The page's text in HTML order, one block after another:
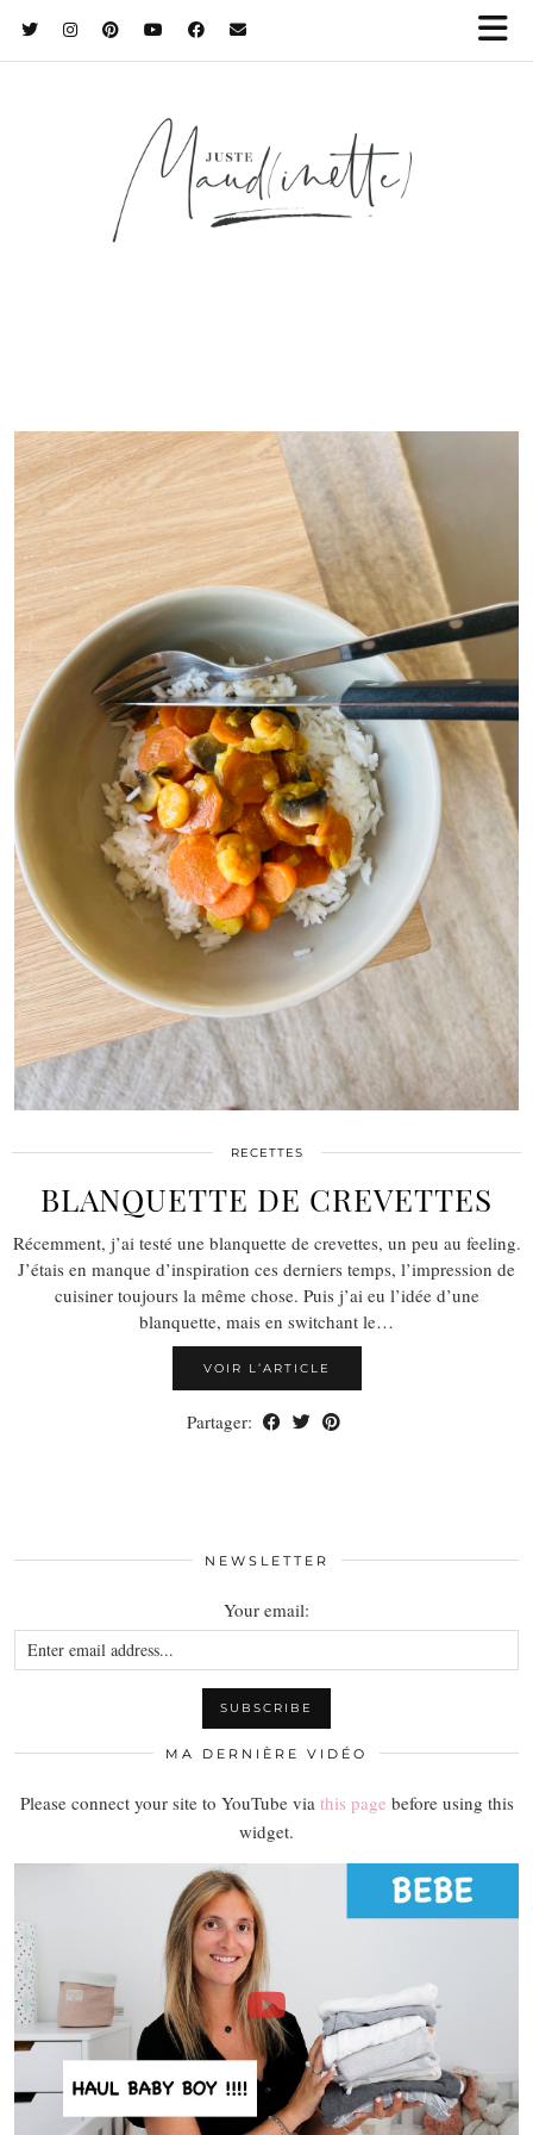
RECETTES
BLANQUETTE DE CREVETTES
Récemment, j’ai testé une blanquette de crevettes, un peu au feeling.
J’étais en manque d’inspiration ces derniers temps, l’impression de
cuisiner toujours la même chose. Puis j’ai eu l’idée d’une
blanquette, mais en switchant le…
VOIR L’ARTICLE
Partager:
NEWSLETTER
Your email:
MA DERNIÈRE VIDÉO
Please connect your site to YouTube via this page before using this
widget.